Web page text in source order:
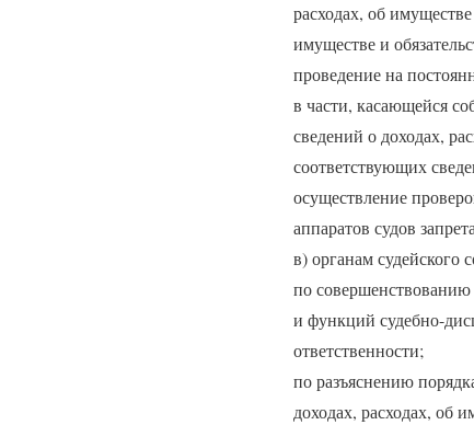
расходах, об
имуществе и
проведение на
в части, касающейся
сведений о доходах,
соответствующих
осуществление
аппаратов судов
в) органам судейского
по
и функций судебно-
ответственности;
по разъяснению
доходах, расходах, об